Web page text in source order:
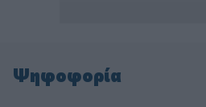
Ψηφοφορία